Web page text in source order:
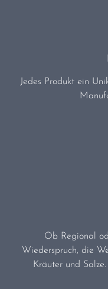
Jedes Produkt ein
Ob Regional
Wiederspruch, die
Kräuter und